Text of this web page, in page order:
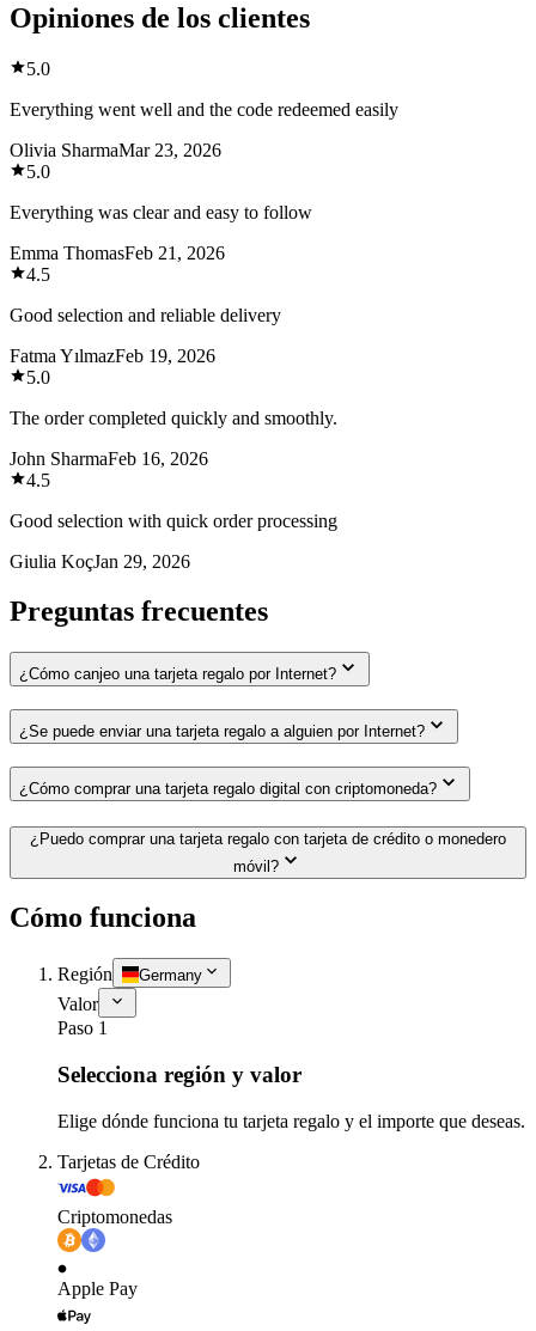
Opiniones de los clientes
5.0
Everything went well and the code redeemed easily
Olivia SharmaMar 23, 2026
5.0
Everything was clear and easy to follow
Emma ThomasFeb 21, 2026
4.5
Good selection and reliable delivery
Fatma YılmazFeb 19, 2026
5.0
The order completed quickly and smoothly.
John SharmaFeb 16, 2026
4.5
Good selection with quick order processing
Giulia KoçJan 29, 2026
Preguntas frecuentes
¿Cómo canjeo una tarjeta regalo por Internet?
¿Se puede enviar una tarjeta regalo a alguien por Internet?
¿Cómo comprar una tarjeta regalo digital con criptomoneda?
¿Puedo comprar una tarjeta regalo con tarjeta de crédito o monedero
móvil?
Cómo funciona
Región Germany
Valor
Paso 1
Selecciona región y valor
Elige dónde funciona tu tarjeta regalo y el importe que deseas.
Tarjetas de Crédito
Criptomonedas
Apple Pay